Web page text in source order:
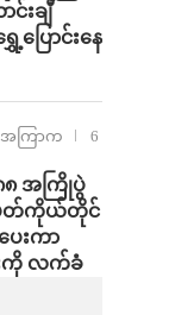
းချီ
ြောင်းနေ
ကြာက
6
၈ အကြိုပွဲ
တ်ကိုယ်တိုင်
းကာ
းကို လက်ခံ